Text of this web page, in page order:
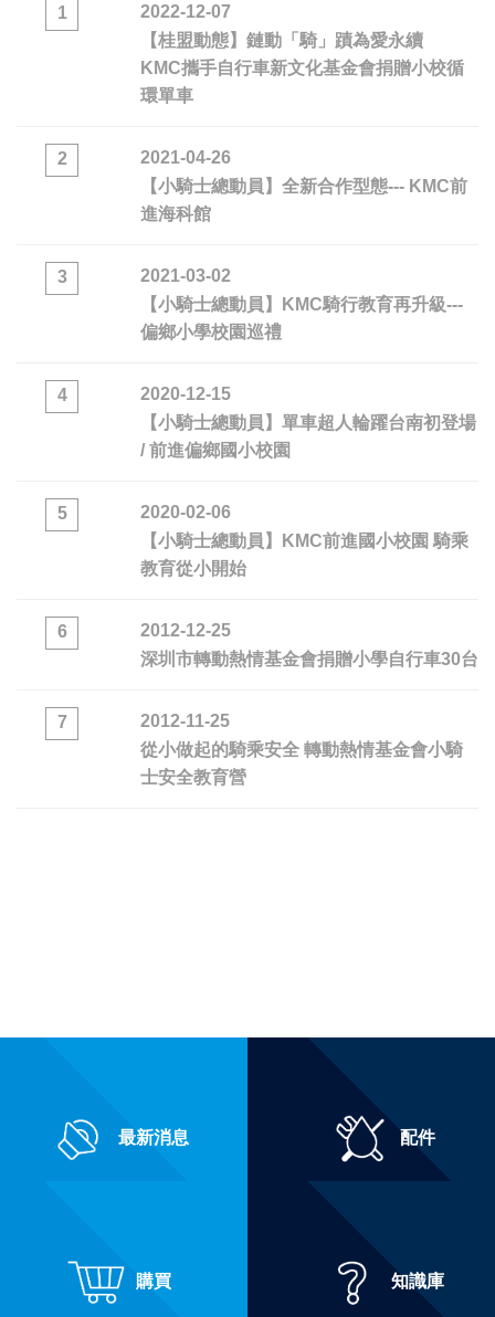
1
2022-12-07
【桂盟動態】鏈動「騎」蹟為愛永續
KMC攜手自行車新文化基金會捐贈小校循
環單車
2
2021-04-26
【小騎士總動員】全新合作型態--- KMC前
進海科館
3
2021-03-02
【小騎士總動員】KMC騎行教育再升級---
偏鄉小學校園巡禮
4
2020-12-15
【小騎士總動員】單車超人輪躍台南初登場
/ 前進偏鄉國小校園
5
2020-02-06
【小騎士總動員】KMC前進國小校園 騎乘
教育從小開始
6
2012-12-25
深圳市轉動熱情基金會捐贈小學自行車30台
7
2012-11-25
從小做起的騎乘安全 轉動熱情基金會小騎
士安全教育營
最新消息 配件
購買 知識庫